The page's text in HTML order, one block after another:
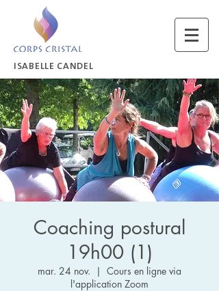
ISABELLE CANDEL
Coaching postural
19h00 (1)
mar. 24 nov.
  |
Cours en ligne via
l'application Zoom